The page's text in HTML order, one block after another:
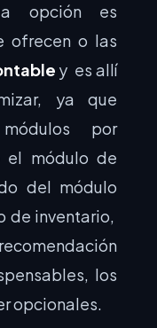
opción es
ofrecen o las
y es allí
ya que
por
el módulo de
del módulo
de inventario,
los
opcionales.